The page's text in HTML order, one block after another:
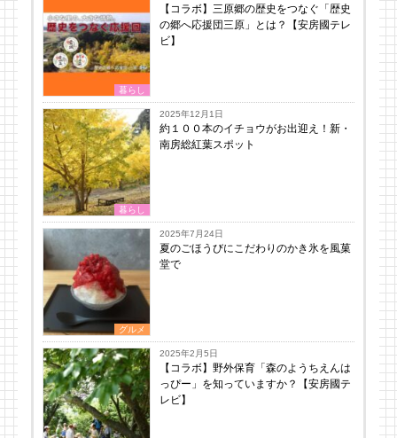
暮らし
【コラボ】三原郷の歴史をつなぐ「歴史
の郷へ応援団三原」とは？【安房國テレ
ビ】
暮らし
2025年12月1日
約１００本のイチョウがお出迎え！新・
南房総紅葉スポット
グルメ
2025年7月24日
夏のごほうびにこだわりのかき氷を風菓
堂で
2025年2月5日
【コラボ】野外保育「森のようちえんは
っぴー」を知っていますか？【安房國テ
レビ】